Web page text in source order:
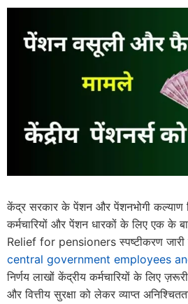
केंद्र सरकार के पेंशन और पेंशनभोगी कल्याण
कर्मचारियों और पेंशन धारकों के लिए एक के
Relief for pensioners स्पष्टीकरण
central government employees
निर्णय लाखों केंद्रीय कर्मचारियों के लिए
और वित्तीय सुरक्षा को लेकर व्याप्त